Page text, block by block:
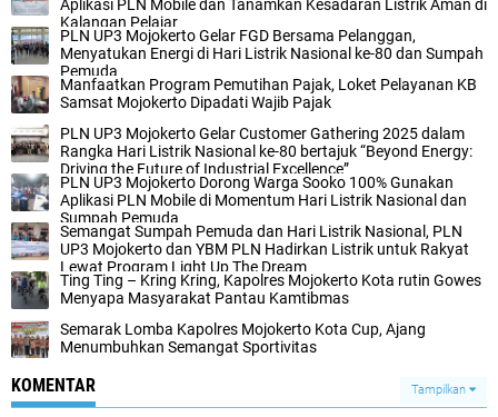
Aplikasi PLN Mobile dan Tanamkan Kesadaran Listrik Aman di
Kalangan Pelajar
PLN UP3 Mojokerto Gelar FGD Bersama Pelanggan,
Menyatukan Energi di Hari Listrik Nasional ke-80 dan Sumpah
Pemuda
Manfaatkan Program Pemutihan Pajak, Loket Pelayanan KB
Samsat Mojokerto Dipadati Wajib Pajak
PLN UP3 Mojokerto Gelar Customer Gathering 2025 dalam
Rangka Hari Listrik Nasional ke-80 bertajuk “Beyond Energy:
Driving the Future of Industrial Excellence”
PLN UP3 Mojokerto Dorong Warga Sooko 100% Gunakan
Aplikasi PLN Mobile di Momentum Hari Listrik Nasional dan
Sumpah Pemuda
Semangat Sumpah Pemuda dan Hari Listrik Nasional, PLN
UP3 Mojokerto dan YBM PLN Hadirkan Listrik untuk Rakyat
Lewat Program Light Up The Dream
Ting Ting – Kring Kring, Kapolres Mojokerto Kota rutin Gowes
Menyapa Masyarakat Pantau Kamtibmas
Semarak Lomba Kapolres Mojokerto Kota Cup, Ajang
Menumbuhkan Semangat Sportivitas
KOMENTAR Tampilkan